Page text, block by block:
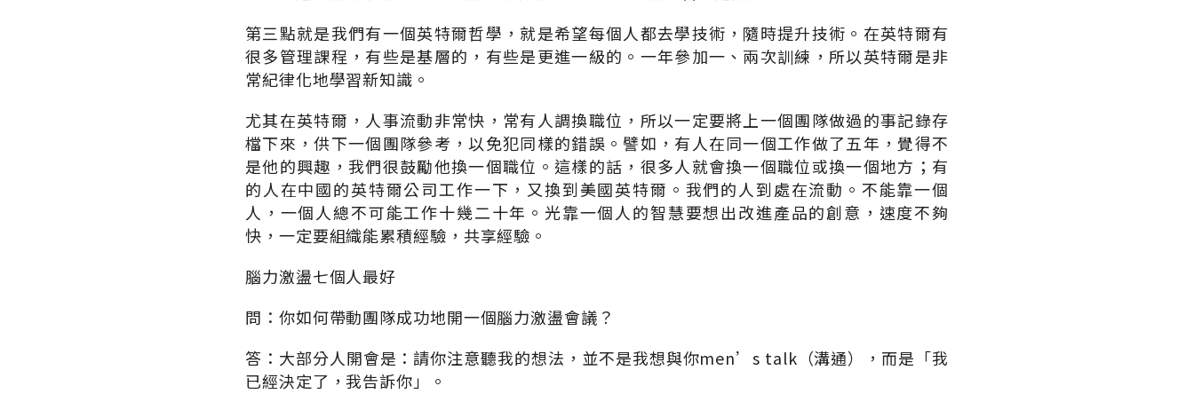
第三點就是我們有一個英特爾哲學，就是希望每個人都去學技術，隨時提升技術。在英特爾有
很多管理課程，有些是基層的，有些是更進一級的。一年參加一、兩次訓練，所以英特爾是非
常紀律化地學習新知識。
尤其在英特爾，人事流動非常快，常有人調換職位，所以一定要將上一個團隊做過的事記錄存
檔下來，供下一個團隊參考，以免犯同樣的錯誤。譬如，有人在同一個工作做了五年，覺得不
是他的興趣，我們很鼓勵他換一個職位。這樣的話，很多人就會換一個職位或換一個地方；有
的人在中國的英特爾公司工作一下，又換到美國英特爾。我們的人到處在流動。不能靠一個
人，一個人總不可能工作十幾二十年。光靠一個人的智慧要想出改進產品的創意，速度不夠
快，一定要組織能累積經驗，共享經驗。
腦力激盪七個人最好
問：你如何帶動團隊成功地開一個腦力激盪會議？
答：大部分人開會是：請你注意聽我的想法，並不是我想與你men’s talk（溝通），而是「我
已經決定了，我告訴你」。